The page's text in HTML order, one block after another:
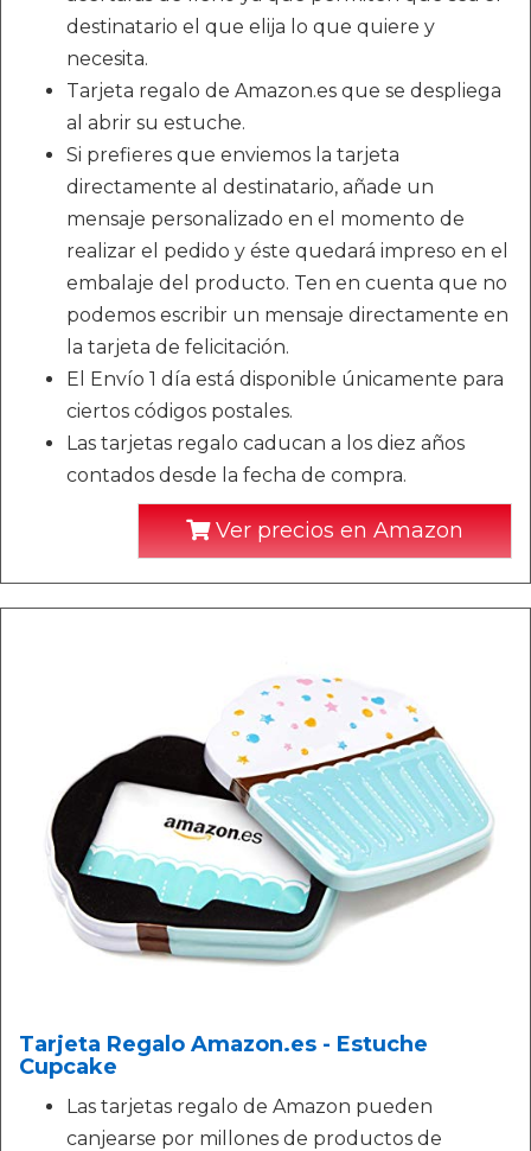
destinatario el que elija lo que quiere y
necesita.
Tarjeta regalo de Amazon.es que se despliega
al abrir su estuche.
Si prefieres que enviemos la tarjeta
directamente al destinatario, añade un
mensaje personalizado en el momento de
realizar el pedido y éste quedará impreso en el
embalaje del producto. Ten en cuenta que no
podemos escribir un mensaje directamente en
la tarjeta de felicitación.
El Envío 1 día está disponible únicamente para
ciertos códigos postales.
Las tarjetas regalo caducan a los diez años
contados desde la fecha de compra.
Ver precios en Amazon
Tarjeta Regalo Amazon.es - Estuche
Cupcake
Las tarjetas regalo de Amazon pueden
canjearse por millones de productos de